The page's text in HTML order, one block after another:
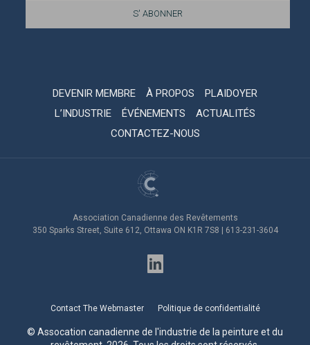
DEVENIR MEMBRE À PROPOS
PLAIDOYER
L’INDUSTRIE
ÉVÉNEMENTS
ACTUALITÉS
CONTACTEZ-NOUS
Association Canadienne des Revêtements
350 Sparks Street, Suite 612, Ottawa ON K1R 7S8 | 613-231-3604
Contact The Webmaster Politique de confidentialité
© Assocation canadienne de l'industrie de la peinture et du